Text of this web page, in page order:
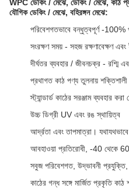
WPC ডেকিং / মেঝে, ডেকিং / মেঝে, কাঠ
যৌগিক ডেকিং / মেঝে, বহিরঙ্গন মেঝে:
পরিবেশগতভাবে বন্ধুত্বপূর্ণ -100%
সংরক্ষণ সময় - সহজ রক্ষণাবেক্ষণ
দীর্ঘতর ব্যবহার / জীবনচক্র - রশ্মি
প্রথাগত কাঠ পণ্য তুলনায়
স্ট্যান্ডার্ড কাঠের সরঞ্জাম ব্যবহার করা
উচ্চ ডিগ্রী UV এবং রঙ স্থায়িত্ব
আর্দ্রতা এবং তাপমাত্রা।
আবহাওয়া প্রতিরোধী, -40 থেকে
সবুজ পরিবেশগত, উদ্ভাবনী প্রযুক্তি,
কাঠের গন্ধ সঙ্গে মার্জিত প্রকৃতি কাঠ